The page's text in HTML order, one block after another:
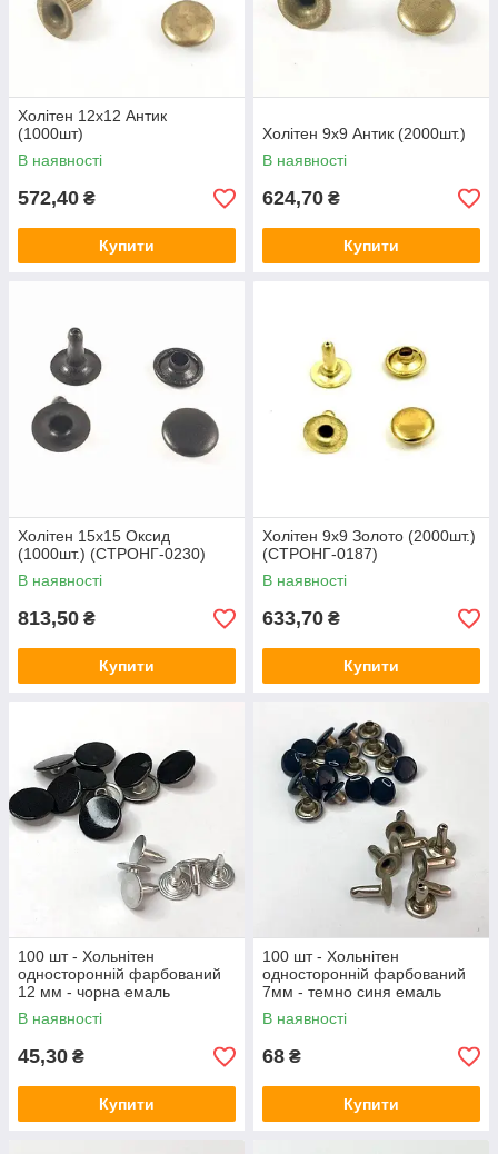
Холітен 12x12 Антик
(1000шт)
В наявності
572,40 ₴
Купити
Холітен 9х9 Антик (2000шт.)
В наявності
624,70 ₴
Купити
Холітен 15х15 Оксид
(1000шт.) (СТРОНГ-0230)
В наявності
813,50 ₴
Купити
Холітен 9х9 Золото (2000шт.)
(СТРОНГ-0187)
В наявності
633,70 ₴
Купити
100 шт - Хольнітен
односторонній фарбований
12 мм - чорна емаль
В наявності
45,30 ₴
Купити
100 шт - Хольнітен
односторонній фарбований
7мм - темно синя емаль
В наявності
68 ₴
Купити